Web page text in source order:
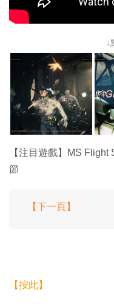
↓
【注目遊戲】MS
節
【下一頁】
【按此】